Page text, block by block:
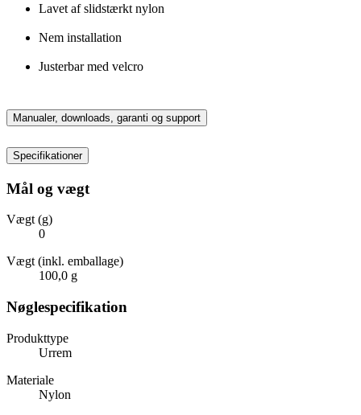
Lavet af slidstærkt nylon
Nem installation
Justerbar med velcro
Manualer, downloads, garanti og support
Specifikationer
Mål og vægt
Vægt (g)
0
Vægt (inkl. emballage)
100,0 g
Nøglespecifikation
Produkttype
Urrem
Materiale
Nylon